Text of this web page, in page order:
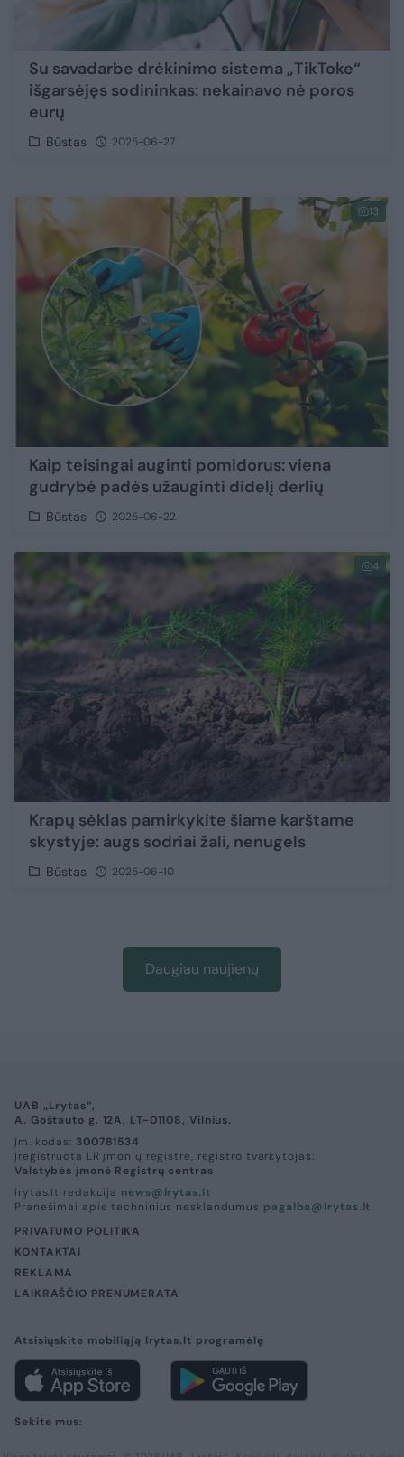
Su savadarbe drėkinimo sistema „TikToke“
išgarsėjęs sodininkas: nekainavo nė poros
eurų
Būstas 2025-06-27
13
Kaip teisingai auginti pomidorus: viena
gudrybė padės užauginti didelį derlių
Būstas 2025-06-22
4
Krapų sėklas pamirkykite šiame karštame
skystyje: augs sodriai žali, nenugels
Būstas 2025-06-10
Daugiau naujienų
UAB „Lrytas“,
A. Goštauto g. 12A, LT-01108, Vilnius.
Įm. kodas: 300781534
Įregistruota LR įmonių registre, registro tvarkytojas:
Valstybės įmonė Registrų centras
lrytas.lt redakcija news@lrytas.lt
Pranešimai apie techninius nesklandumus pagalba@lrytas.lt
PRIVATUMO POLITIKA
KONTAKTAI
REKLAMA
LAIKRAŠČIO PRENUMERATA
Atsisiųskite mobiliąją lrytas.lt programėlę
Sekite mus: